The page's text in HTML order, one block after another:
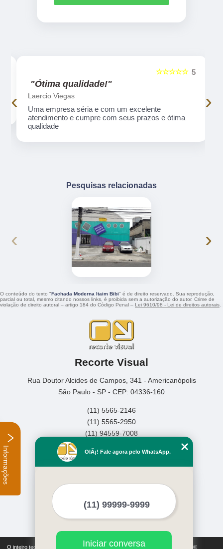
5
☆☆☆☆☆
"Ótima qualidade!"
Laercio Viegas
Uma empresa séria e com um excelente
atendimento e cumpre com seus prazos e ótima
qualidade
‹ ›
Pesquisas relacionadas
‹ ›
O conteúdo do texto "Fachada Moderna Itaim Bibi" é de direito reservado. Sua reprodução,
parcial ou total, mesmo citando nossos links, é proibida sem a autorização do autor. Crime de
violação de direito autoral – artigo 184 do Código Penal – Lei 9610/98 - Lei de direitos autorais
Recorte Visual
Rua Doutor Alcides de Campos, 341 - Americanópolis
São Paulo - SP - CEP: 04336-160
(11) 5565-2146
(11) 5565-2950
(11) 94559-7008
Home
Serviços
Mapa do site
Mais Serviços
O inteiro teor deste site está sujeito à proteção de direitos autorais. Copyright©
OlÃ¡! Fale agora pelo WhatsApp.
Iniciar conversa
Informações